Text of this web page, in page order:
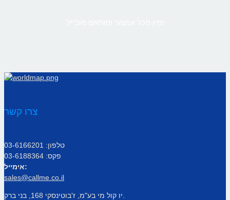
צרו קשר
טלפון: 03-6166201
פקס: 03-6188364
אימייל:
sales@callme.co.il